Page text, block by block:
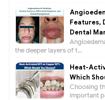
Features,
Dental
the deeper layers of t...
Heat-
Which
Choosing
important